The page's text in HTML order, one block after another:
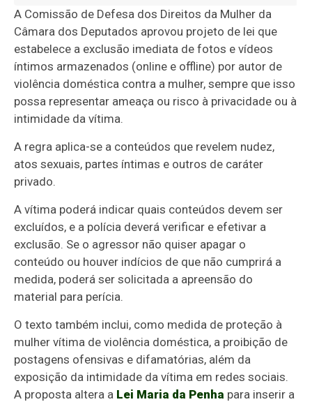
A Comissão de Defesa dos Direitos da Mulher da
Câmara dos Deputados aprovou projeto de lei que
estabelece a exclusão imediata de fotos e vídeos
íntimos armazenados (online e offline) por autor de
violência doméstica contra a mulher, sempre que isso
possa representar ameaça ou risco à privacidade ou à
intimidade da vítima.
A regra aplica-se a conteúdos que revelem nudez,
atos sexuais, partes íntimas e outros de caráter
privado.
A vítima poderá indicar quais conteúdos devem ser
excluídos, e a polícia deverá verificar e efetivar a
exclusão. Se o agressor não quiser apagar o
conteúdo ou houver indícios de que não cumprirá a
medida, poderá ser solicitada a apreensão do
material para perícia.
O texto também inclui, como medida de proteção à
mulher vítima de violência doméstica, a proibição de
postagens ofensivas e difamatórias, além da
exposição da intimidade da vítima em redes sociais.
A proposta altera a Lei Maria da Penha para inserir a